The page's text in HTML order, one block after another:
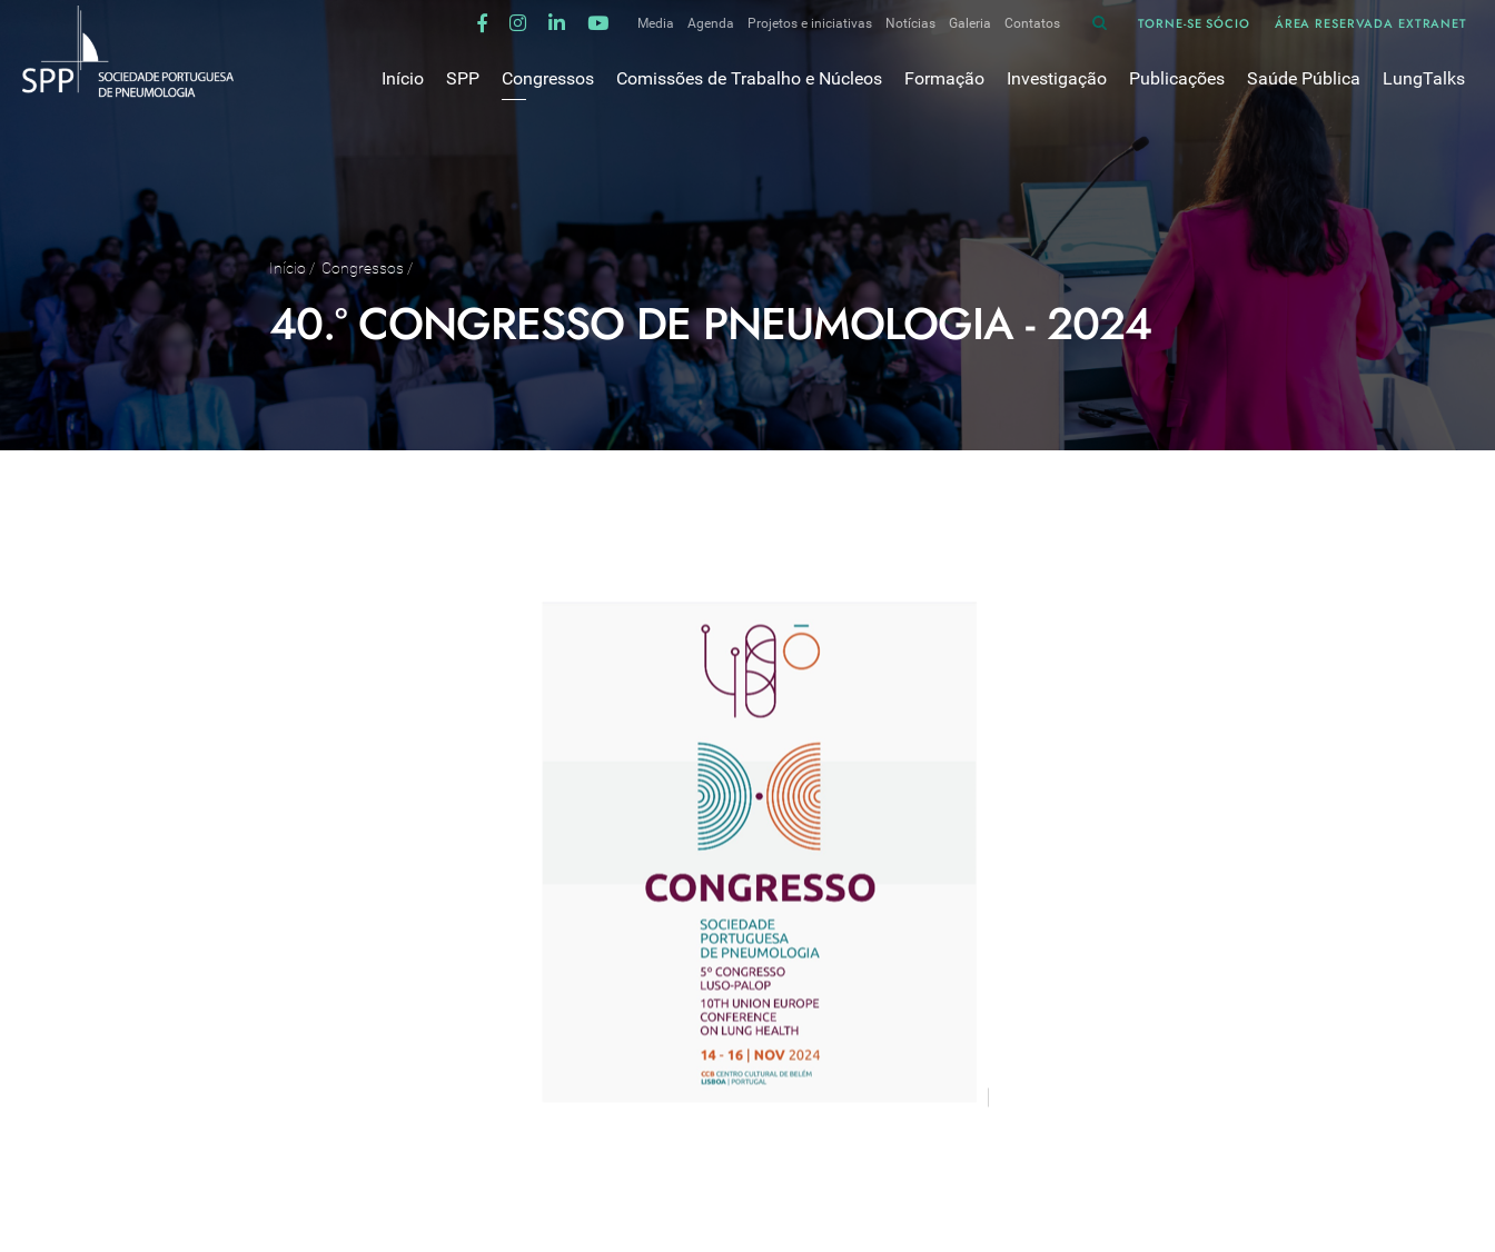
Media
Comunicados de imprensa
Agenda Projetos e iniciativas Notícias Galeria Contatos TORNE-SE SÓCIO ÁREA RESERVADA EXTRANET
Início SPP
Estrutura
Estatutos
Núcleo Museológico
Parceiros
Como tornar-se sócio
Medalhas de ouro SPP
Congressos Comissões de Trabalho e Núcleos
Alergologia Respiratória
Cirurgia Torácica
Doente Crítico Respiratório
Doenças do Interstício Pulmonar
Doenças Ocupacionais e do Ambiente
Doenças Vasculares Pulmonares
Fisiopatologia Respiratória e DPOC
Infecciologia Respiratória
Patologia Respiratória do Sono
Ventilação Domiciliária
Núcleos e Grupo de Estudos
Núcleo de Cardiopneumologistas
Núcleo de Enfermeiros
Núcleo de Fisioterapeutas Respiratórios
Núcleo Jovens Pneumologistas
Grupo de Estudos Défice de Alfa-1 Antitripsina
Núcleo de Estudo de Fibrose Quística
Formação
Hot Topics em Pneumologia
Fórum das Comissões de Trabalho
Outros cursos
Investigação
Prémios e Bolsas
Projectos de Investigação
Publicações
Divulgação
Oxigénio
Revistas Científicas
Pulmonology
Pesquisa Bibliográfica
Revistas Médicas
Revisões, Recomendações e Tomadas de Posição
Arquivo
50 anos Sociedade Portuguesa de Pneumologia
Livros Publicados
Saúde Pública
Cancro do pulmão
COVID-19
COVID Longo
Cuidados Respiratórios Domiciliários
Dispositivos Inalatórios
DPOC
Pneumonia
Tabagismo
Tuberculose
LungTalks
Início /Congressos /
40.º CONGRESSO DE PNEUMOLOGIA - 2024